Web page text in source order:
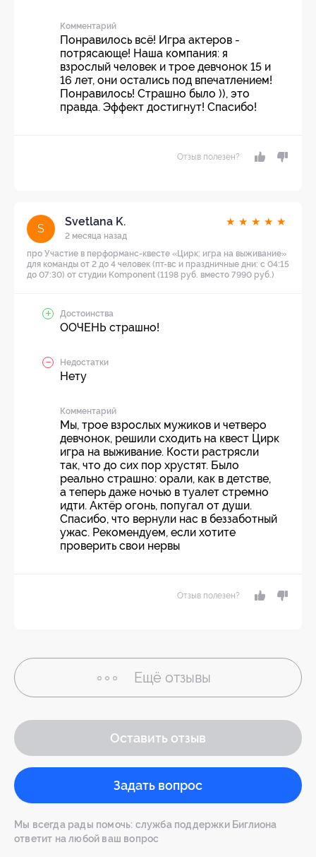
Комментарий
Понравилось всё! Игра актеров -
потрясающе! Наша компания: я
взрослый человек и трое девчонок 15 и
16 лет, они остались под впечатлением!
Понравилось! Страшно было )), это
правда. Эффект достигнут! Спасибо!
Отзыв полезен?
S
Svetlana K.
2 месяца назад
★ ★ ★ ★ ★
про Участие в перформанс-квесте «Цирк: игра на выживание»
для команды от 2 до 4 человек (пт-вс и праздничные дни: с 04:15
до 07:30) от студии Komponent (1198 руб. вместо 7990 руб.)
Достоинства
ООЧЕНЬ страшно!
Недостатки
Нету
Комментарий
Мы, трое взрослых мужиков и четверо
девчонок, решили сходить на квест Цирк
игра на выживание. Кости растрясли
так, что до сих пор хрустят. Было
реально страшно: орали, как в детстве,
а теперь даже ночью в туалет стремно
идти. Актёр огонь, попугал от души.
Спасибо, что вернули нас в беззаботный
ужас. Рекомендуем, если хотите
проверить свои нервы
Отзыв полезен?
Ещё отзывы
Оставить отзыв
Задать вопрос
Мы всегда рады помочь: служба поддержки Биглиона
ответит на любой ваш вопрос